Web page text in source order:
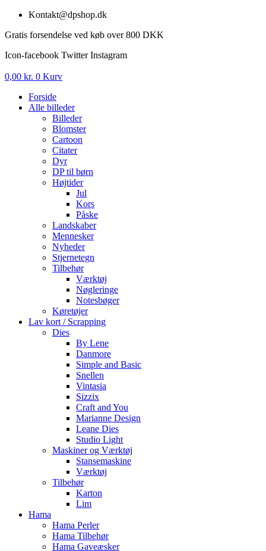
Videre
indhold
Kontakt@dpshop.dk
Gratis forsendelse ved køb over 800 DKK
Icon-facebook Twitter Instagram
0,00 kr. 0 Kurv
Forside
Alle billeder
Billeder
Blomster
Cartoon
Citater
Dyr
DP til børn
Højtider
Jul
Kors
Påske
Landskaber
Mennesker
Nyheder
Stjernetegn
Tilbehør
Værktøj
Nøgleringe
Notesbøger
Køretøjer
Lav kort / Scrapping
Dies
By Lene
Danmore
Simple and Basic
Snellen
Vintasia
Sizzix
Craft and You
Marianne Design
Leane Dies
Studio Light
Maskiner og Værktøj
Stansemaskine
Værktøj
Tilbehør
Karton
Lim
Hama
Hama Perler
Hama Tilbehør
Hama Gaveæsker